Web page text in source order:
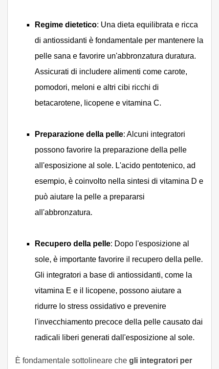
Regime dietetico: Una dieta equilibrata e ricca
di antiossidanti è fondamentale per mantenere la
pelle sana e favorire un'abbronzatura duratura.
Assicurati di includere alimenti come carote,
pomodori, meloni e altri cibi ricchi di
betacarotene, licopene e vitamina C.
Preparazione della pelle: Alcuni integratori
possono favorire la preparazione della pelle
all'esposizione al sole. L'acido pentotenico, ad
esempio, è coinvolto nella sintesi di vitamina D e
può aiutare la pelle a prepararsi
all'abbronzatura.
Recupero della pelle: Dopo l'esposizione al
sole, è importante favorire il recupero della pelle.
Gli integratori a base di antiossidanti, come la
vitamina E e il licopene, possono aiutare a
ridurre lo stress ossidativo e prevenire
l'invecchiamento precoce della pelle causato dai
radicali liberi generati dall'esposizione al sole.
È fondamentale sottolineare che gli integratori per